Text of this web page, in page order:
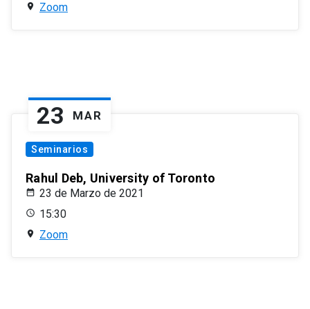
Zoom
23 MAR
Seminarios
Rahul Deb, University of Toronto
23 de Marzo de 2021
15:30
Zoom